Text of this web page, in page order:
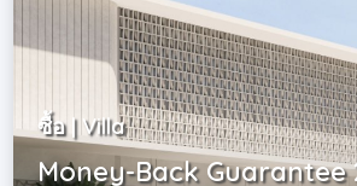
ซื้อ | Villa
Money-Back Guarantee